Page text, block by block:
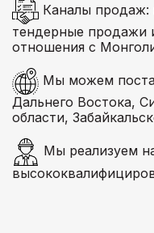
Каналы продаж:
тендерные продажи
отношения с
Мы можем
Дальнего Востока,
области,
Мы реализуем